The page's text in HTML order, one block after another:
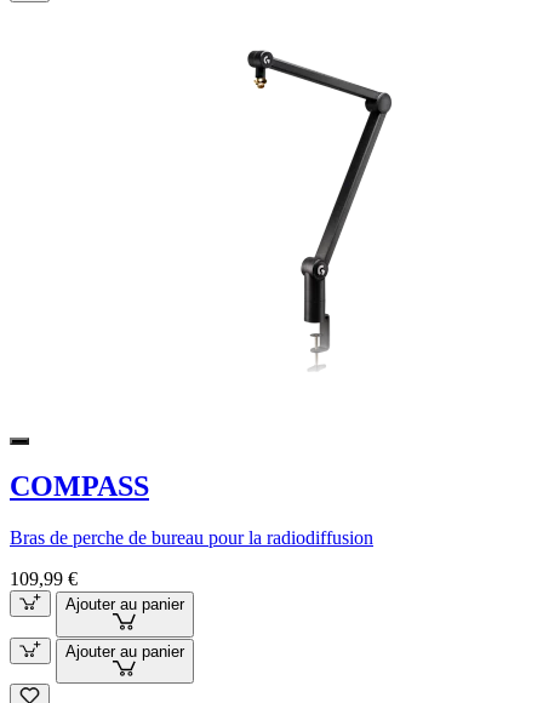
COMPASS
Bras de perche de bureau pour la radiodiffusion
109,99 €
Ajouter au panier
Ajouter au panier